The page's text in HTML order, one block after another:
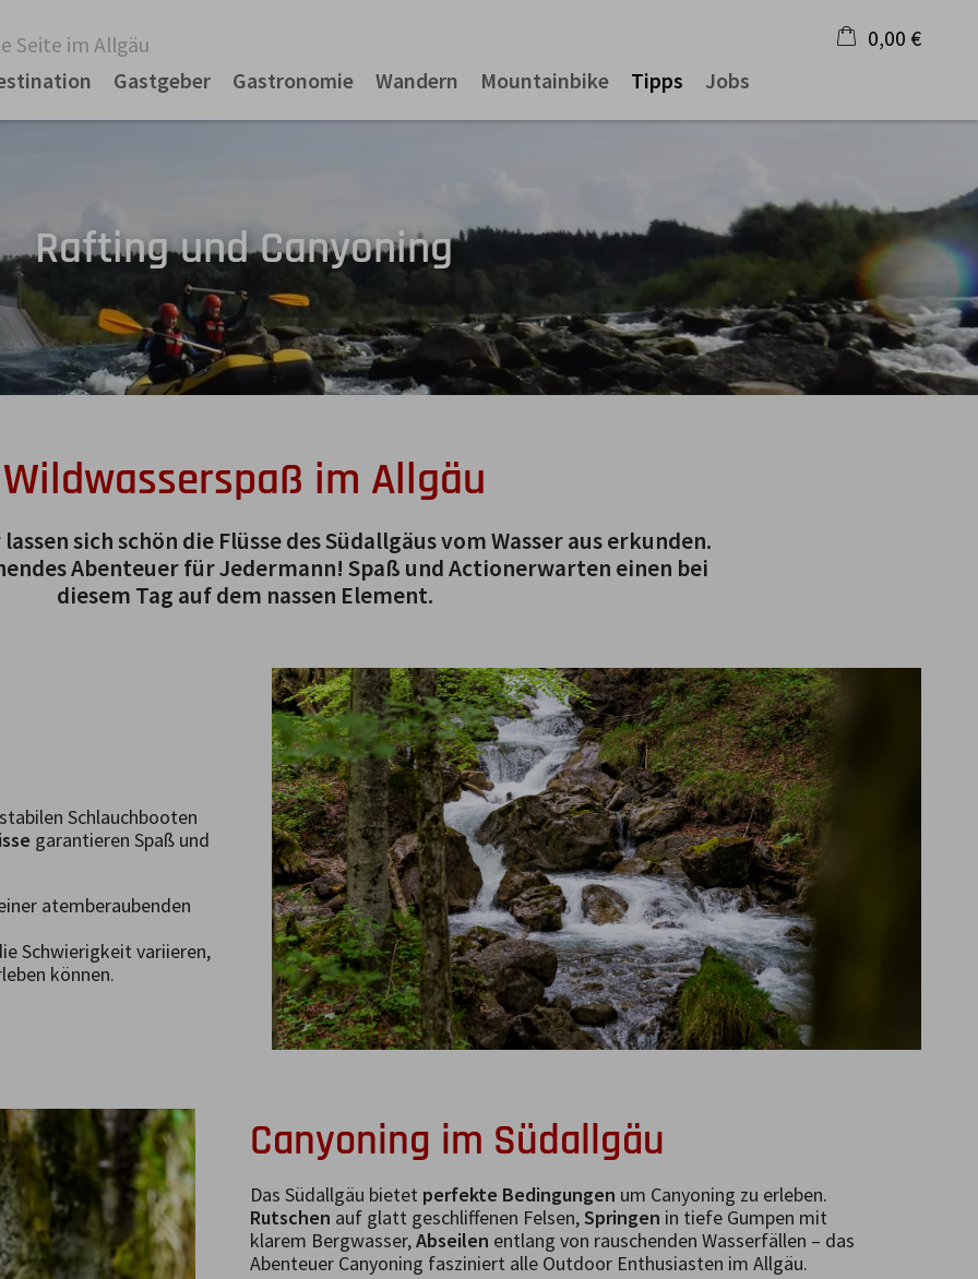
Seite im Allgäu
Gastgeber Gastronomie Wandern Mountainbike Tipps Jobs
0,00 €
Warenkorb ist leer
Rafting und Canyoning
Wildwasserspaß im Allgäu
sich schön die Flüsse des Südallgäus vom Wasser aus erkunden.
Abenteuer für Jedermann! Spaß und Actionerwarten einen bei
diesem Tag auf dem nassen Element.
Schlauchbooten
garantieren Spaß und
atemberaubenden
Schwierigkeit variieren,
können.
Canyoning im Südallgäu
Das Südallgäu bietet perfekte Bedingungen um Canyoning zu erleben.
Rutschen auf glatt geschliffenen Felsen,Springen in tiefe Gumpen mit
klarem Bergwasser,Abseilen entlang von rauschenden Wasserfällen – das
Abenteuer Canyoning fasziniert alle Outdoor Enthusiasten im Allgäu.